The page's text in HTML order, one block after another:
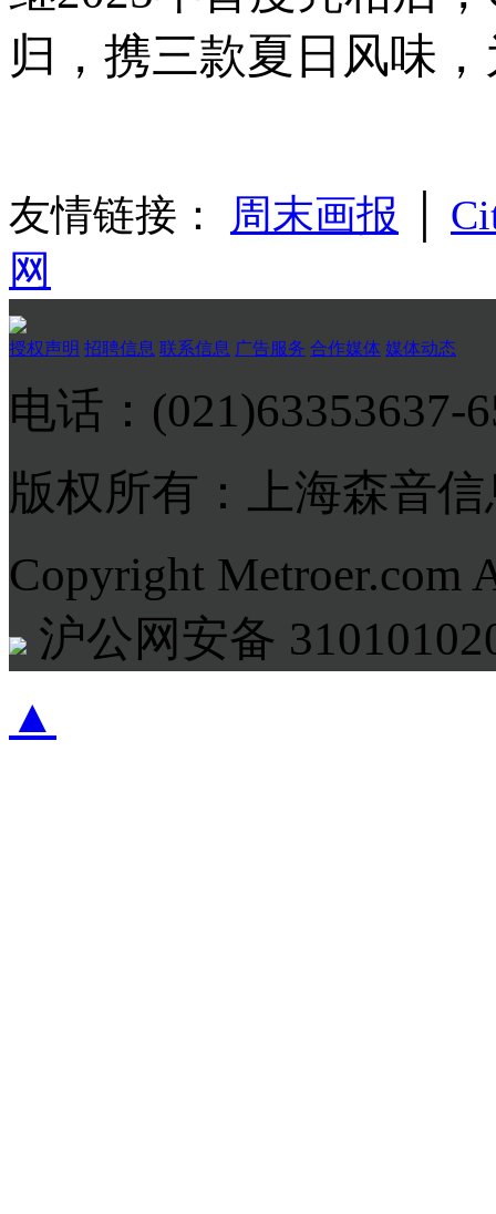
归，携三款夏日风味
友情链接： 周末画报
网
授权声明 招聘信息 联系信息 广告服务 合作媒体 媒体动态
电话：(021)63353637-
版权所有：上海森音
Copyright Metroer.com
沪公网安备
▲